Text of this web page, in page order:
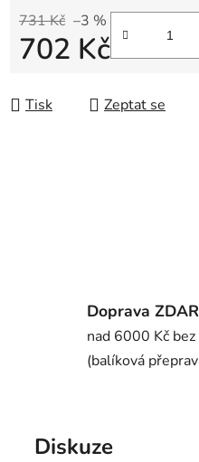
hvězdiček.
731 Kč –3 %
702 Kč
Tisk Zeptat se
Doprava
nad 6000 Kč bez
(balíková
Diskuze